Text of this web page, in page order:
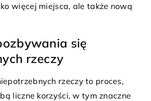
więcej miejsca, ale także nową
się
rzeczy
rzeczy to proces,
liczne korzyści, w tym znaczne